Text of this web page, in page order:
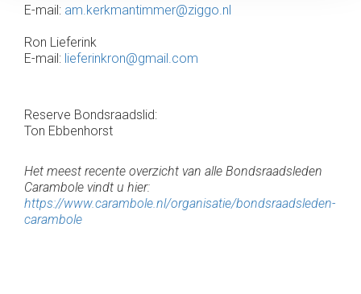
E-mail: am.kerkmantimmer@ziggo.nl
Ron Lieferink
E-mail: lieferinkron@gmail.com
Reserve Bondsraadslid:
Ton Ebbenhorst
Het meest recente overzicht van alle Bondsraadsleden
Carambole vindt u hier:
https://www.carambole.nl/organisatie/bondsraadsleden-
carambole